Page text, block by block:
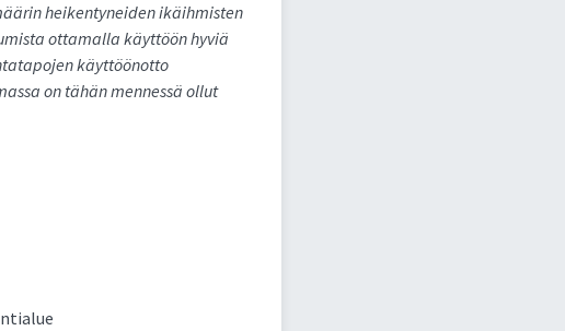
heikentyneiden ikäihmisten
ottamalla käyttöön hyviä
käyttöönotto
on tähän mennessä ollut